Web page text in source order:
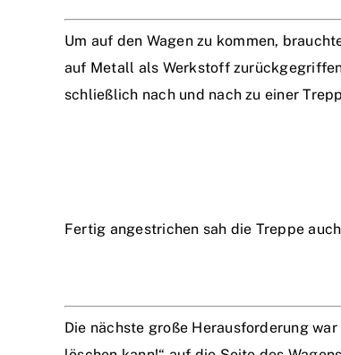
Um auf den Wagen zu kommen,
auf Metall als Werkstoff
schließlich nach und nach zu einer
Fertig angestrichen sah die Treppe
Die nächste große Herausforderung